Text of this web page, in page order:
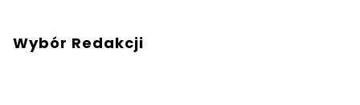
Wybór Redakcji